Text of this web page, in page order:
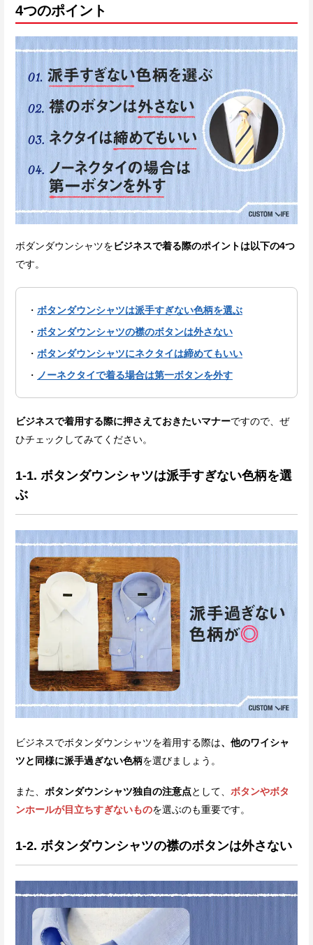
4つのポイント
ボダンダウンシャツをビジネスで着る際のポイントは以下の4つ
です。
ボタンダウンシャツは派手すぎない色柄を選ぶ
ボタンダウンシャツの襟のボタンは外さない
ボタンダウンシャツにネクタイは締めてもいい
ノーネクタイで着る場合は第一ボタンを外す
ビジネスで着用する際に押さえておきたいマナーですので、ぜ
ひチェックしてみてください。
1-1. ボタンダウンシャツは派手すぎない色柄を選
ぶ
ビジネスでボタンダウンシャツを着用する際は、他のワイシャ
ツと同様に派手過ぎない色柄を選びましょう。
また、 ボタンダウンシャツ独自の注意点として、 ボタンやボタ
ンホールが目立ちすぎないものを選ぶのも重要です。
1-2. ボタンダウンシャツの襟のボタンは外さない